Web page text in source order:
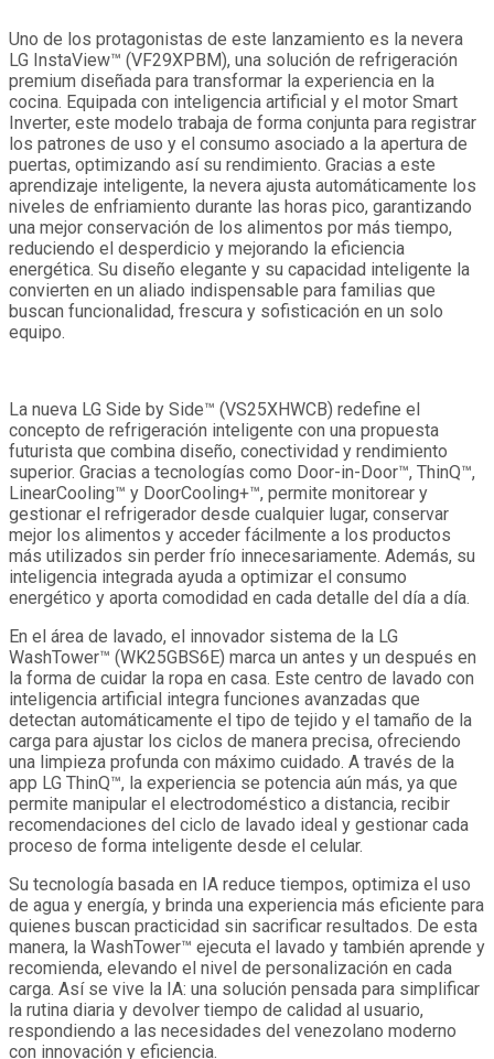
Uno de los protagonistas de este lanzamiento es la nevera
LG InstaView™ (VF29XPBM), una solución de refrigeración
premium diseñada para transformar la experiencia en la
cocina. Equipada con inteligencia artificial y el motor Smart
Inverter, este modelo trabaja de forma conjunta para registrar
los patrones de uso y el consumo asociado a la apertura de
puertas, optimizando así su rendimiento. Gracias a este
aprendizaje inteligente, la nevera ajusta automáticamente los
niveles de enfriamiento durante las horas pico, garantizando
una mejor conservación de los alimentos por más tiempo,
reduciendo el desperdicio y mejorando la eficiencia
energética. Su diseño elegante y su capacidad inteligente la
convierten en un aliado indispensable para familias que
buscan funcionalidad, frescura y sofisticación en un solo
equipo.
La nueva LG Side by Side™ (VS25XHWCB) redefine el
concepto de refrigeración inteligente con una propuesta
futurista que combina diseño, conectividad y rendimiento
superior. Gracias a tecnologías como Door-in-Door™, ThinQ™,
LinearCooling™ y DoorCooling+™, permite monitorear y
gestionar el refrigerador desde cualquier lugar, conservar
mejor los alimentos y acceder fácilmente a los productos
más utilizados sin perder frío innecesariamente. Además, su
inteligencia integrada ayuda a optimizar el consumo
energético y aporta comodidad en cada detalle del día a día.
En el área de lavado, el innovador sistema de la LG
WashTower™ (WK25GBS6E) marca un antes y un después en
la forma de cuidar la ropa en casa. Este centro de lavado con
inteligencia artificial integra funciones avanzadas que
detectan automáticamente el tipo de tejido y el tamaño de la
carga para ajustar los ciclos de manera precisa, ofreciendo
una limpieza profunda con máximo cuidado. A través de la
app LG ThinQ™, la experiencia se potencia aún más, ya que
permite manipular el electrodoméstico a distancia, recibir
recomendaciones del ciclo de lavado ideal y gestionar cada
proceso de forma inteligente desde el celular.
Su tecnología basada en IA reduce tiempos, optimiza el uso
de agua y energía, y brinda una experiencia más eficiente para
quienes buscan practicidad sin sacrificar resultados. De esta
manera, la WashTower™ ejecuta el lavado y también aprende y
recomienda, elevando el nivel de personalización en cada
carga. Así se vive la IA: una solución pensada para simplificar
la rutina diaria y devolver tiempo de calidad al usuario,
respondiendo a las necesidades del venezolano moderno
con innovación y eficiencia.